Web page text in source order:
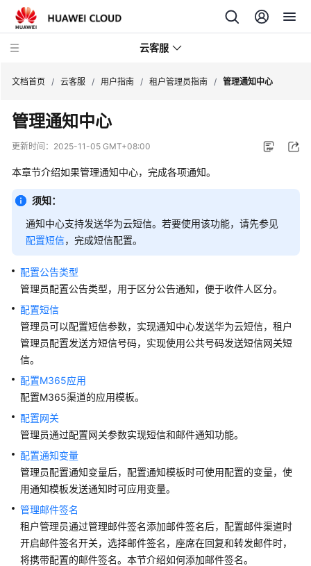
云客服
产
品
绍
快
速
入
门
用
户
指
南
控
台
操
作
指
南
户
管
理
员
文档首页 / 云客服 / 用户指南 / 租户管理员指南 / 管理通知中心
管理通知中心
更新时间： 2025-11-05 GMT+08:00
本章节介绍如果管理通知中心，完成各项通知。
须知：
通知中心支持发送华为云短信。若要使用该功能，请先参见
配置短信，完成短信配置。
配置公告类型
管理员配置公告类型，用于区分公告通知，便于收件人区分。
配置短信
管理员可以配置短信参数，实现通知中心发送华为云短信，租户
管理员配置发送方短信号码，实现使用公共号码发送短信网关短
信。
配置M365应用
配置M365渠道的应用模板。
配置网关
管理员通过配置网关参数实现短信和邮件通知功能。
配置通知变量
管理员配置通知变量后，配置通知模板时可使用配置的变量，使
用通知模板发送通知时可应用变量。
管理邮件签名
租户管理员通过管理邮件签名添加邮件签名后，配置邮件渠道时
开启邮件签名开关，选择邮件签名，座席在回复和转发邮件时，
将携带配置的邮件签名。本节介绍如何添加邮件签名。